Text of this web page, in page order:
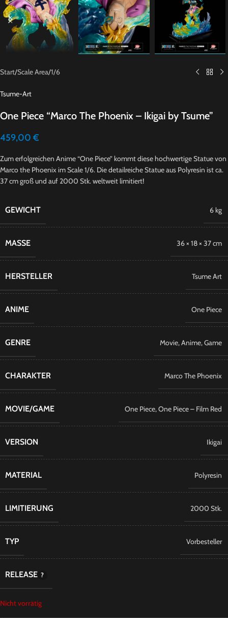
Start/Scale Area/1/6
Tsume-Art
One Piece “Marco The Phoenix – Ikigai by Tsume”
459,00 €
Zum erfolgreichen Anime “One Piece” kommt diese hochwertige Statue von
Marco the Phoenix im Scale 1/6. Die detailreiche Statue aus Polyresin ist ca.
37 cm groß und auf 2000 Stk. weltweit limitiert!
GEWICHT 6 kg
MASSE 36 × 18 × 37 cm
HERSTELLER Tsume Art
ANIME ​One Piece
GENRE Movie,Anime,Game
CHARAKTER Marco The Phoenix
MOVIE/GAME One Piece,One Piece – Film Red
VERSION Ikigai
MATERIAL Polyresin
LIMITIERUNG 2000 Stk.
TYP Vorbesteller
RELEASE
Nicht vorrätig